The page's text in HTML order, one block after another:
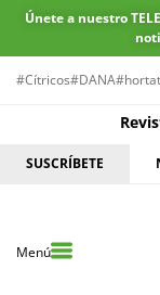
Únete a nuestro
#Cítricos#DANA
SUSCRÍBETE
Menú